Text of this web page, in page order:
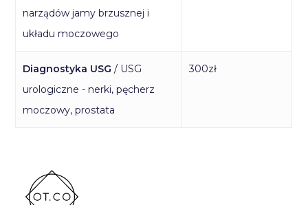
narządów jamy brzusznej i
układu moczowego
Diagnostyka USG / USG
urologiczne - nerki, pęcherz
moczowy, prostata
300zł